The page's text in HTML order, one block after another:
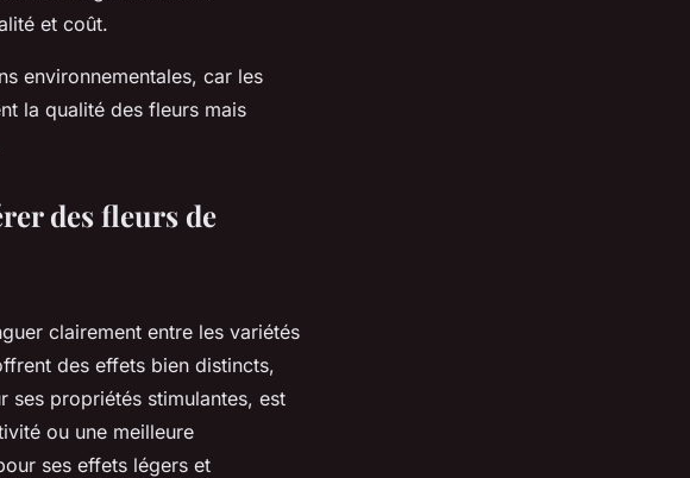
et coût.
environnementales, car les
la qualité des fleurs mais
des fleurs de
clairement entre les variétés
des effets bien distincts,
ses propriétés stimulantes, est
ou une meilleure
ses effets légers et